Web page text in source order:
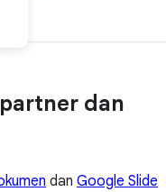
dan
dan Google Slide